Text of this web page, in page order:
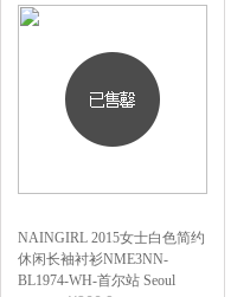
NAINGIRL 2015女士白色简约
休闲长袖衬衫NME3NN-
BL1974-WH-首尔站 Seoul